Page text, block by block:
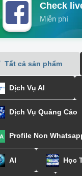
Check
Miễn phí
Tất cả sản phẩm
Dịch Vụ AI
Dịch Vụ Quảng Cáo
Profile Non
AI Học